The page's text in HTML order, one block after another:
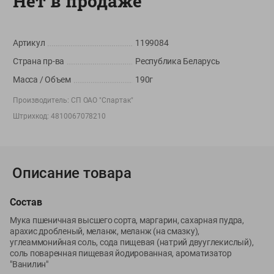
Вакансии
👋
Минске.
Юридическая информация и условия пользовательского
соответствии с законодательством об обращениях граждан и
юридических лиц: Отдел торговли и услуг Администрации
Номер и адрес электронной почты лица, уполномоченного
продавцом рассматривать обращения покупателей о нарушении их
прав, предусмотренных законодательством о защите прав
потребителей: +375 44 560-60-61, shop@green-dostavka.by.
Способы оплаты товара:
Артикул
1199084
Страна пр-ва
Республика Беларусь
Масса / Объем
190г
Производитель: СП ОАО "Спартак"
Штрихкод:4810067078210
Описание товара
Состав
Мука пшеничная высшего сорта, маргарин, сахарная пудра,
арахис дробленый, меланж, меланж (на смазку),
углеаммонийная соль, сода пищевая (натрий двууглекислый),
соль поваренная пищевая йодированная, ароматизатор
"Ванилин"